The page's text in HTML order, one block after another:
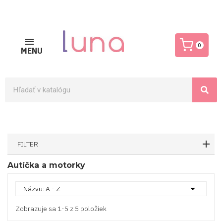
MENU
0
FILTER
Autíčka a motorky
Názvu: A - Z 
Zobrazuje sa 1-5 z 5 položiek